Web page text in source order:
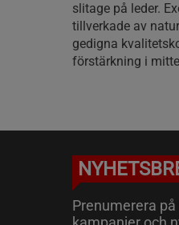
slitage på leder.
tillverkade av
gedigna
förstärkning i
Prenumerera